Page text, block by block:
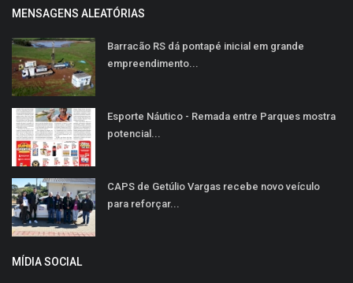
MENSAGENS ALEATÓRIAS
Barracão RS dá pontapé inicial em grande
empreendimento...
Esporte Náutico - Remada entre Parques mostra
potencial...
CAPS de Getúlio Vargas recebe novo veículo
para reforçar...
MÍDIA SOCIAL